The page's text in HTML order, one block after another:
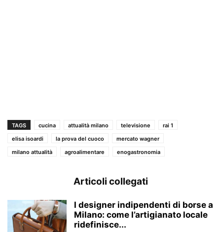
TAGS cucina attualità milano televisione
rai 1
elisa isoardi
la prova del cuoco
mercato wagner
milano attualità
agroalimentare enogastronomia
Articoli collegati
I designer indipendenti di borse a
Milano: come l’artigianato locale
ridefinisce...